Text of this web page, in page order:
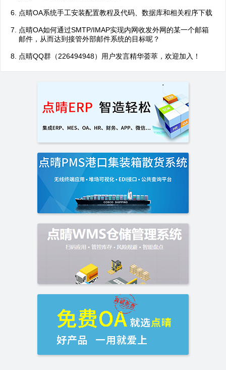
点晴OA系统手工安装配置教程及代码、数据库和相关程序下载
点晴OA如何通过SMTP/IMAP实现内网收发外网的某一个邮箱
邮件，从而达到接管外部邮件系统的目标呢？
点晴QQ群（226494948）用户发言精华荟萃，欢迎加入！